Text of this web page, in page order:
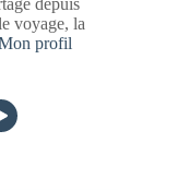
depuis
voyage, la
profil